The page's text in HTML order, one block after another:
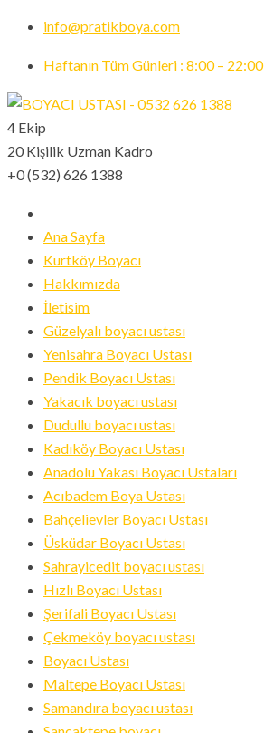
info@pratikboya.com
Haftanın Tüm Günleri : 8:00 – 22:00
4 Ekip
20 Kişilik Uzman Kadro
+0 (532) 626 1388
Ana Sayfa
Kurtköy Boyacı
Hakkımızda
İletisim
Güzelyalı boyacı ustası
Yenisahra Boyacı Ustası
Pendik Boyacı Ustası
Yakacık boyacı ustası
Dudullu boyacı ustası
Kadıköy Boyacı Ustası
Anadolu Yakası Boyacı Ustaları
Acıbadem Boya Ustası
Bahçelievler Boyacı Ustası
Üsküdar Boyacı Ustası
Sahrayicedit boyacı ustası
Hızlı Boyacı Ustası
Şerifali Boyacı Ustası
Çekmeköy boyacı ustası
Boyacı Ustası
Maltepe Boyacı Ustası
Samandıra boyacı ustası